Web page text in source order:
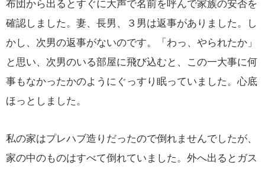
布団から出るとすぐに大声で名前を呼んで家族の安否を
確認しました。妻、長男、３男は返事がありました。し
かし、次男の返事がないのです。「わっ、やられたか」
と思い、次男のいる部屋に飛び込むと、この一大事に何
事もなかったかのようにぐっすり眠っていました。心底
ほっとしました。
私の家はプレハブ造りだったので倒れませんでしたが、
家の中のものはすべて倒れていました。外へ出るとガス